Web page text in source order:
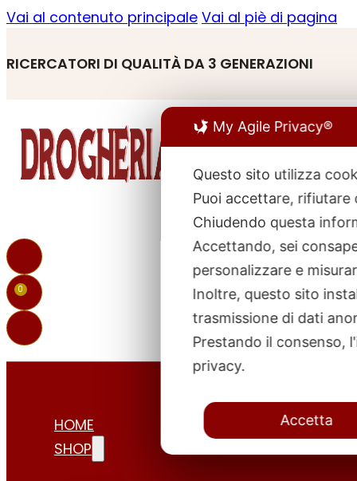
Vai al contenuto principale Vai al piè di pagina
RICERCATORI DI QUALITÀ DA 3 GENERAZIONI
0
HOME
SHOP
My Agile Privacy®
Questo sito utilizza
Puoi accettare, rifiutare
Chiudendo questa
Accettando, sei
personalizzare e
Inoltre, questo sito
trasmissione di dati
Prestando il consenso,
privacy.
Accetta